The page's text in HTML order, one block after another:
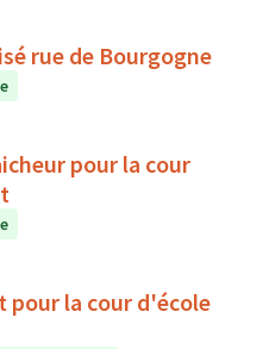
rue de Bourgogne
pour la cour
pour la cour d'école